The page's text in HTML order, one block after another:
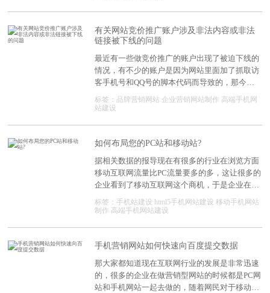
深度网小编就来说说网站banner设计的那些事
儿。
有关网站竞价推广账户涉及非法内容或非法
链接被下线的问题
最近有一些做竞价推广的账户出现了被迫下线的
情况，有不少的账户是因为网站里面加了抓取访
客手机号和QQ号的脚本代码而导致的，那今天
深度网小编就整理下什么是恶意代码，以及如何
去处理竞价推广账户被下线的问题，供大家参考!
标签： 品牌营销网站 企业营销网站制作 高端手机网
站建设
如何布局您的PC站和移动站?
据相关数据的报导现在有很多的行业在浏览方面
移动互联网流量比PC流量要多的多，这让很多的
企业看到了移动互联网这个商机，于是企业在做
好企业网站之后都纷纷再去做一个移动网站，也
就是我们所说的手机营销网站，那有的客户就会
呢?
标签： 手机站建设 html5手机网站建设 移动手机网站
制作 高端手机网站建设
手机营销网站如何快速向百度提交数据
那大家都知道现在互联网行业的发展是非常迅速
的，很多的企业在做营销型网站的时候都是PC网
站和手机网站一起去做的，随着网民对于移动化